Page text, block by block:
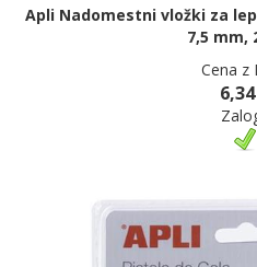
Apli Nadomestni vložki za
7,5 mm,
Cena z